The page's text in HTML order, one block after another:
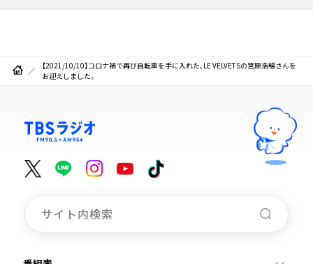
【2021/10/10】コロナ禍で再び自転車を手に入れた、LE VELVETSの宮原浩暢さんを
お迎えしました。